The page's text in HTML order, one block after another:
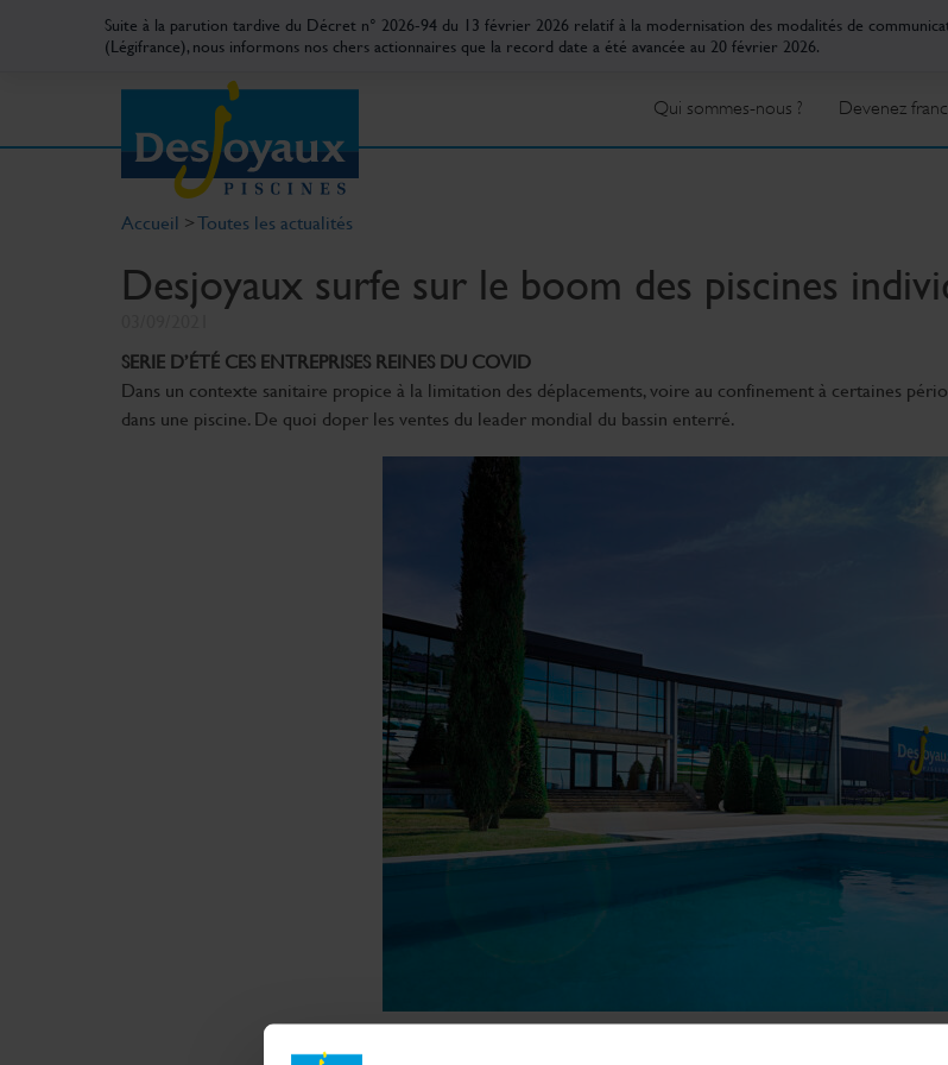
Suite à la parution tardive du Décret n° 2026-94 du 13 février 2026 relatif à la modernisation des modalités de
(Légifrance), nous informons nos chers actionnaires que la record date a été avancée au 20 février 2026.
Qui sommes-nous ? Devenez
Accueil >Toutes les actualités
Desjoyaux surfe sur le boom des piscines
SERIE D’ÉTÉ CES ENTREPRISES REINES DU COVID
Dans un contexte sanitaire propice à la limitation des déplacements, voire au confinement à certaines
dans une piscine. De quoi doper les ventes du leader mondial du bassin enterré.